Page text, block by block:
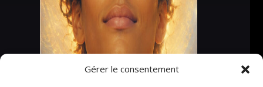
Gérer le consentement